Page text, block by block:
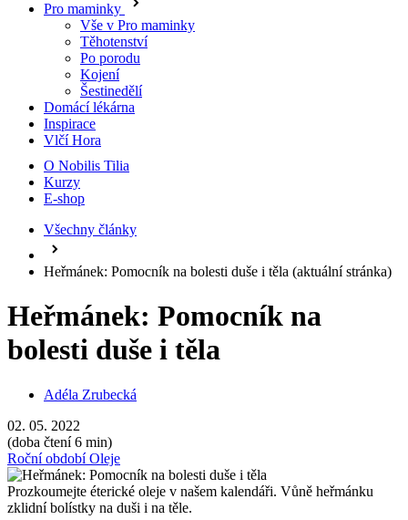
Pro maminky
Vše v Pro maminky
Těhotenství
Po porodu
Kojení
Šestinedělí
Domácí lékárna
Inspirace
Vlčí Hora
O Nobilis Tilia
Kurzy
E-shop
Všechny články
Heřmánek: Pomocník na bolesti duše i těla (aktuální stránka)
Heřmánek: Pomocník na
bolesti duše i těla
Adéla Zrubecká
02. 05. 2022
(doba čtení 6 min)
Roční obdobíOleje
Prozkoumejte éterické oleje v našem kalendáři. Vůně heřmánku
zklidní bolístky na duši i na těle.